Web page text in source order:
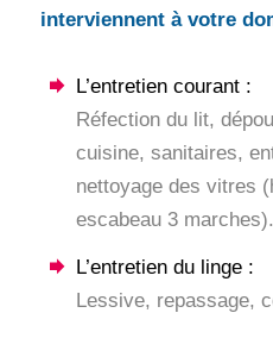
interviennent à votre
L’entretien courant :
Réfection du lit,
cuisine, sanitaires,
nettoyage des vitres
escabeau 3 marches).
L’entretien du linge :
Lessive, repassage,